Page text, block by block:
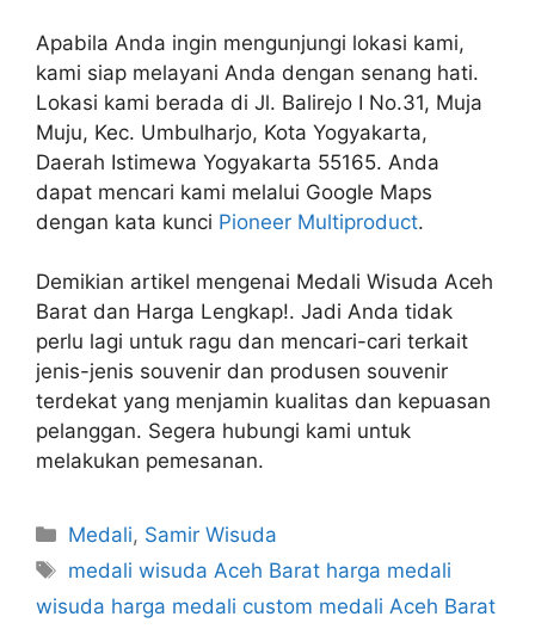
Apabila Anda ingin mengunjungi lokasi kami,
kami siap melayani Anda dengan senang hati.
Lokasi kami berada di Jl. Balirejo I No.31, Muja
Muju, Kec. Umbulharjo, Kota Yogyakarta,
Daerah Istimewa Yogyakarta 55165. Anda
dapat mencari kami melalui Google Maps
dengan kata kunci Pioneer Multiproduct.
Demikian artikel mengenai Medali Wisuda Aceh
Barat dan Harga Lengkap!. Jadi Anda tidak
perlu lagi untuk ragu dan mencari-cari terkait
jenis-jenis souvenir dan produsen souvenir
terdekat yang menjamin kualitas dan kepuasan
pelanggan. Segera hubungi kami untuk
melakukan pemesanan.
Kategori
Medali, Samir Wisuda
Tag
medali wisuda Aceh Barat harga medali
wisuda harga medali custom medali Aceh Barat